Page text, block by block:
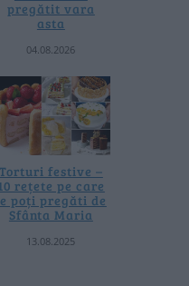
pregătit vara
asta
04.08.2026
Torturi festive –
rețete pe care
poți pregăti de
Sfânta Maria
13.08.2025